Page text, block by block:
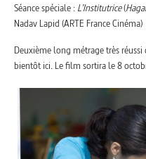
Séance spéciale : L’Institutrice(
Nadav Lapid (ARTE France Cinéma)
Deuxième long métrage très
bientôt ici. Le film sortira le 8